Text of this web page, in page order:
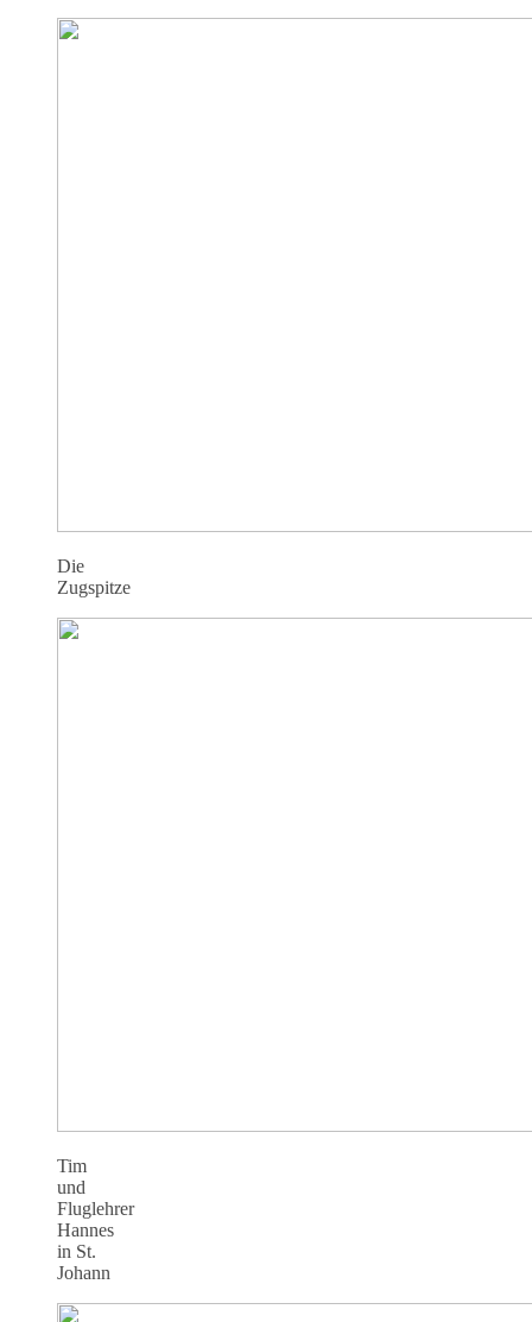
Die
Zugspitze
Tim
und
Fluglehrer
Hannes
in St.
Johann